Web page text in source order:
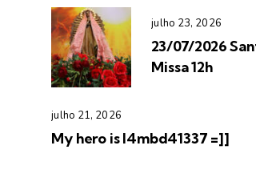
julho 23, 2026
23/07/2026
Missa 12h
julho 21, 2026
My hero is l4mbd41337 =]]